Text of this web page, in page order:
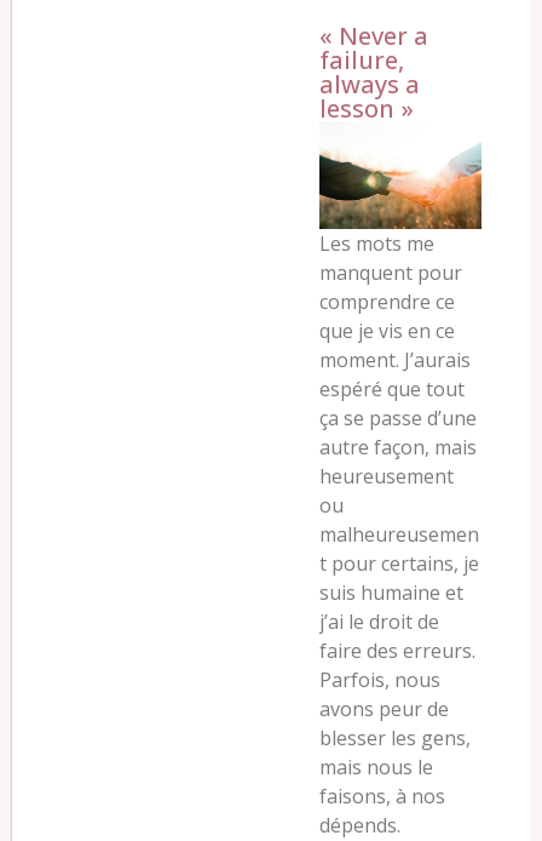
« Never a
failure,
always a
lesson »
Les mots me
manquent pour
comprendre ce
que je vis en ce
moment. J’aurais
espéré que tout
ça se passe d’une
autre façon, mais
heureusement
ou
malheureusemen
t pour certains, je
suis humaine et
j’ai le droit de
faire des erreurs.
Parfois, nous
avons peur de
blesser les gens,
mais nous le
faisons, à nos
dépends.